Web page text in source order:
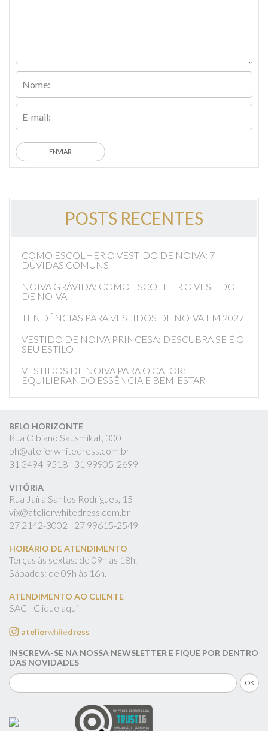
POSTS RECENTES
COMO ESCOLHER O VESTIDO DE NOIVA: 7
DÚVIDAS COMUNS
NOIVA GRÁVIDA: COMO ESCOLHER O VESTIDO
DE NOIVA
TENDÊNCIAS PARA VESTIDOS DE NOIVA EM 2027
VESTIDO DE NOIVA PRINCESA: DESCUBRA SE É O
SEU ESTILO
VESTIDOS DE NOIVA PARA O CALOR:
EQUILIBRANDO ESSÊNCIA E BEM-ESTAR
BELO HORIZONTE
Rua Olbiano Sausmikat, 300
bh@atelierwhitedress.com.br
31 3494-9518 | 31 99905-2699
VITÓRIA
Rua Jaíra Santos Rodrigues, 15
vix@atelierwhitedress.com.br
27 2142-3002 | 27 99615-2549
HORÁRIO DE ATENDIMENTO
Terças às sextas: de 09h às 18h.
Sábados: de 09h às 16h.
ATENDIMENTO AO CLIENTE
SAC - Clique aqui
atelierwhitedress
INSCREVA-SE NA NOSSA NEWSLETTER E FIQUE POR DENTRO
DAS NOVIDADES